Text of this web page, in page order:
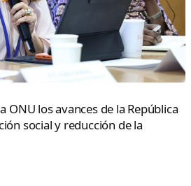
ONU los avances de la República
social y reducción de la